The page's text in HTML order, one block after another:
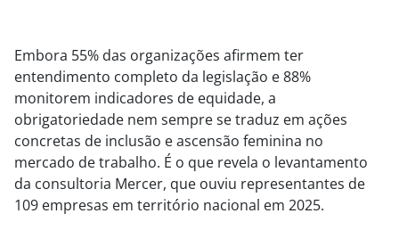
Embora 55% das organizações afirmem ter
entendimento completo da legislação e 88%
monitorem indicadores de equidade, a
obrigatoriedade nem sempre se traduz em ações
concretas de inclusão e ascensão feminina no
mercado de trabalho. É o que revela o levantamento
da consultoria Mercer, que ouviu representantes de
109 empresas em território nacional em 2025.